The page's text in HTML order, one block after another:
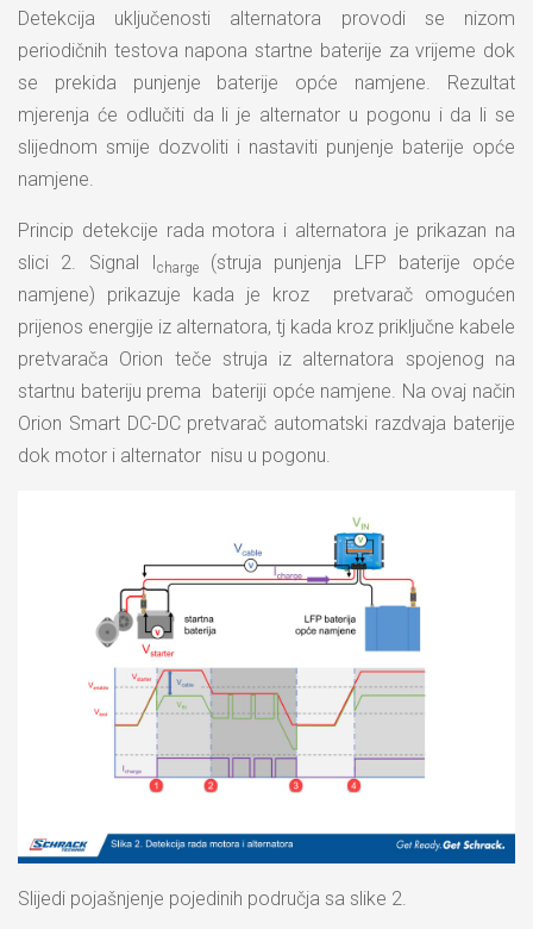
Detekcija uključenosti alternatora provodi se nizom
periodičnih testova napona startne baterije za vrijeme dok
se prekida punjenje baterije opće namjene. Rezultat
mjerenja će odlučiti da li je alternator u pogonu i da li se
slijednom smije dozvoliti i nastaviti punjenje baterije opće
namjene.
Princip detekcije rada motora i alternatora je prikazan na
slici 2. Signal Icharge(struja punjenja LFP baterije opće
namjene) prikazuje kada je kroz pretvarač omogućen
prijenos energije iz alternatora, tj kada kroz priključne kabele
pretvarača Orion teče struja iz alternatora spojenog na
startnu bateriju prema bateriji opće namjene. Na ovaj način
Orion Smart DC-DC pretvarač automatski razdvaja baterije
dok motor i alternator nisu u pogonu.
Slijedi pojašnjenje pojedinih područja sa slike 2.